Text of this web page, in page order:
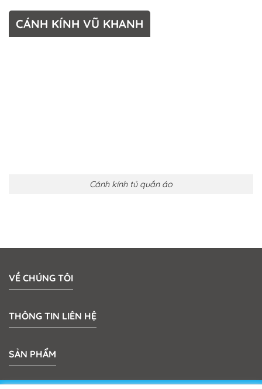
CÁNH KÍNH VŨ KHANH
Cánh kính tủ quần áo
VỀ CHÚNG TÔI
THÔNG TIN LIÊN HỆ
SẢN PHẨM